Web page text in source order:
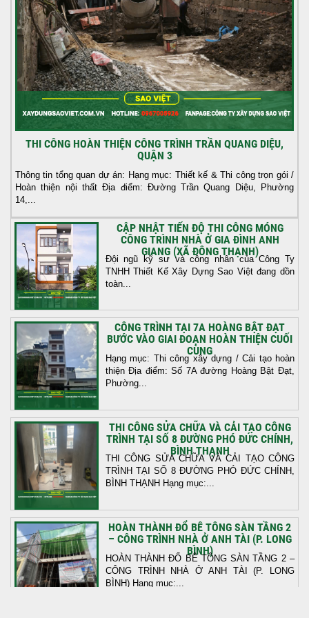
THI CÔNG HOÀN THIỆN CÔNG TRÌNH TRẦN QUANG DIỆU,
QUẬN 3
Thông tin tổng quan dự án: Hạng mục: Thiết kế & Thi công trọn gói /
Hoàn thiện nội thất Địa điểm: Đường Trần Quang Diệu, Phường
14,...
CẬP NHẬT TIẾN ĐỘ THI CÔNG MÓNG
CÔNG TRÌNH NHÀ Ở GIA ĐÌNH ANH
GIANG (XÃ ĐÔNG THẠNH)
Đội ngũ kỹ sư và công nhân của Công Ty
TNHH Thiết Kế Xây Dựng Sao Việt đang dồn
toàn...
CÔNG TRÌNH TẠI 7A HOÀNG BẬT ĐẠT
BƯỚC VÀO GIAI ĐOẠN HOÀN THIỆN CUỐI
CÙNG
Hạng mục: Thi công xây dựng / Cải tạo hoàn
thiện Địa điểm: Số 7A đường Hoàng Bật Đạt,
Phường...
THI CÔNG SỬA CHỮA VÀ CẢI TẠO CÔNG
TRÌNH TẠI SỐ 8 ĐƯỜNG PHÓ ĐỨC CHÍNH,
BÌNH THẠNH
THI CÔNG SỬA CHỮA VÀ CẢI TẠO CÔNG
TRÌNH TẠI SỐ 8 ĐƯỜNG PHÓ ĐỨC CHÍNH,
BÌNH THẠNH Hạng mục:...
HOÀN THÀNH ĐỔ BÊ TÔNG SÀN TẦNG 2
– CÔNG TRÌNH NHÀ Ở ANH TÀI (P. LONG
BÌNH)
HOÀN THÀNH ĐỔ BÊ TÔNG SÀN TẦNG 2 –
CÔNG TRÌNH NHÀ Ở ANH TÀI (P. LONG
BÌNH) Hạng mục:...